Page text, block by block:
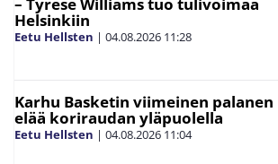
Helsinkiin
Eetu Hellsten | 04.08.2026 11:28
Karhu Basketin viimeinen palanen
elää koriraudan yläpuolella
Eetu Hellsten | 04.08.2026 11:04